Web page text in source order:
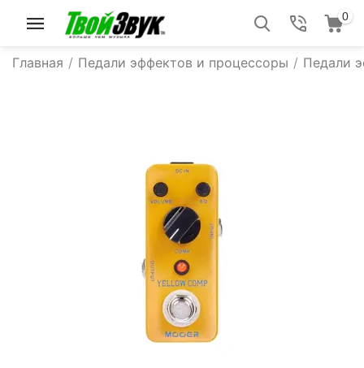
0
Главная / Педали эффектов и процессоры / Педали